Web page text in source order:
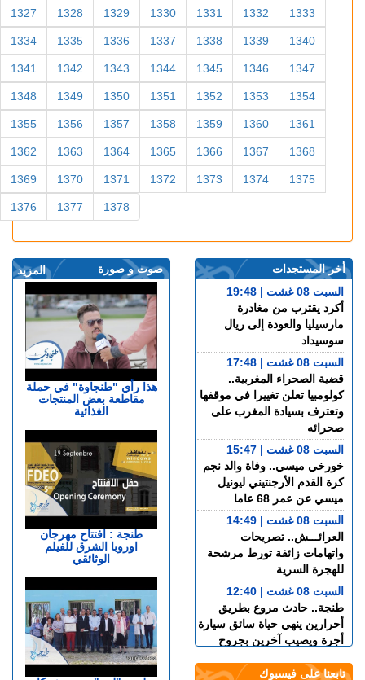
1327 1328 1329 1330 1331 1332 1333
1334 1335 1336 1337 1338 1339 1340
1341 1342 1343 1344 1345 1346 1347
1348 1349 1350 1351 1352 1353 1354
1355 1356 1357 1358 1359 1360 1361
1362 1363 1364 1365 1366 1367 1368
1369 1370 1371 1372 1373 1374 1375
1376 1377 1378
المزيد صوت و صورة
هذا رأي "طنجاوة" في حملة
مقاطعة بعض المنتجات
الغذائية
طنجة : افتتاح مهرجان
اوروبا الشرق للفيلم
الوثائقي
أخر المستجدات
السبت 08 غشت | 19:48
أكرد يقترب من مغادرة
مارسيليا والعودة إلى ريال
سوسيداد
السبت 08 غشت | 17:48
قضية الصحراء المغربية..
كولومبيا تعلن تغييرا في موقفها
وتعترف بسيادة المغرب على
صحرائه
السبت 08 غشت | 15:47
خورخي ميسي.. وفاة والد نجم
كرة القدم الأرجنتيني ليونيل
ميسي عن عمر 68 عاما
السبت 08 غشت | 14:49
العرائـــش.. تصريحات
واتهامات زائفة تورط مرشحة
للهجرة السرية
السبت 08 غشت | 12:40
طنجة.. حادث مروع بطريق
أحرارين ينهي حياة سائق سيارة
أجرة ويصيب آخرين بجروح
السبت 08 غشت | 11:34
تابعنا على فيسبوك